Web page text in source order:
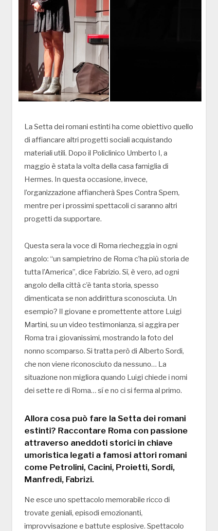
La Setta dei romani estinti ha come obiettivo quello
di affiancare altri progetti sociali acquistando
materiali utili. Dopo il Policlinico Umberto I, a
maggio è stata la volta della casa famiglia di
Hermes. In questa occasione, invece,
l’organizzazione affiancherà Spes Contra Spem,
mentre per i prossimi spettacoli ci saranno altri
progetti da supportare.
Questa sera la voce di Roma riecheggia in ogni
angolo: “un sampietrino de Roma c’ha più storia de
tutta l’America”, dice Fabrizio. Sì, è vero, ad ogni
angolo della città c’è tanta storia, spesso
dimenticata se non addirittura sconosciuta. Un
esempio? Il giovane e promettente attore Luigi
Martini, su un video testimonianza, si aggira per
Roma tra i giovanissimi, mostrando la foto del
nonno scomparso. Si tratta però di Alberto Sordi,
che non viene riconosciuto da nessuno… La
situazione non migliora quando Luigi chiede i nomi
dei sette re di Roma… sí e no ci si ferma al primo.
Allora cosa può fare la Setta dei romani
estinti? Raccontare Roma con passione
attraverso aneddoti storici in chiave
umoristica legati a famosi attori romani
come Petrolini, Cacini, Proietti, Sordi,
Manfredi, Fabrizi.
Ne esce uno spettacolo memorabile ricco di
trovate geniali, episodi emozionanti,
improvvisazione e battute esplosive. Spettacolo